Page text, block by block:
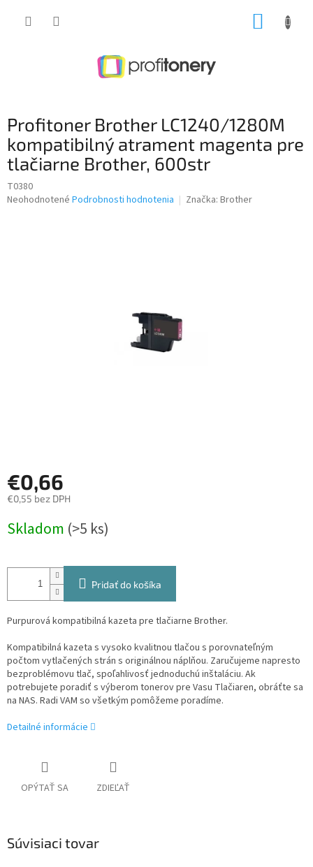
Profitoner Brother LC1240/1280M
kompatibilný atrament magenta pre
tlačiarne Brother, 600str
T0380
Priemerné
Neohodnotené Podrobnosti hodnotenia Značka: Brother
€0,66
€0,55 bez DPH
cena:
Skladom (>5 ks)
Pridať do košíka
Purpurová kompatibilná kazeta pre tlačiarne Brother.
Kompatibilná kazeta s vysoko kvalitnou tlačou s porovnateľným
počtom vytlačených strán s originálnou náplňou. Zaručujeme napresto
bezproblémovu tlač, spoľahlivosť jednoduchú inštaláciu. Ak
potrebujete poradiť s výberom tonerov pre Vasu Tlačiaren, obráťte sa
na NAS. Radi VAM so všetkým pomôžeme poradíme.
Detailné informácie
OPÝTAŤ SA ZDIEĽAŤ
Súvisiaci tovar